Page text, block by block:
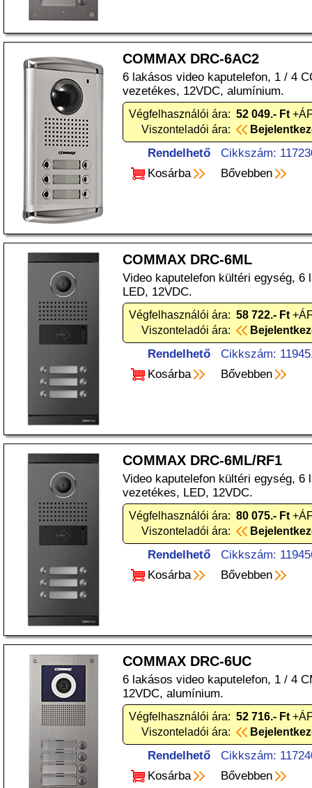
COMMAX DRC-6AC2
6 lakásos video kaputelefon, 1 / 4
vezetékes, 12VDC, alumínium.
Végfelhasználói ára: 52 049.- Ft
Viszonteladói ára:
Rendelhető
Cikkszám:
Kosárba
Bővebben
COMMAX DRC-6ML
Video kaputelefon kültéri egység, 6
LED, 12VDC.
Végfelhasználói ára: 58 722.- Ft
Viszonteladói ára:
Rendelhető
Cikkszám:
Kosárba
Bővebben
COMMAX DRC-6ML/RF1
Video kaputelefon kültéri egység, 6
vezetékes, LED, 12VDC.
Végfelhasználói ára: 80 075.- Ft
Viszonteladói ára:
Rendelhető
Cikkszám:
Kosárba
Bővebben
COMMAX DRC-6UC
6 lakásos video kaputelefon, 1 / 4
12VDC, alumínium.
Végfelhasználói ára: 52 716.- Ft
Viszonteladói ára:
Rendelhető
Cikkszám:
Kosárba
Bővebben